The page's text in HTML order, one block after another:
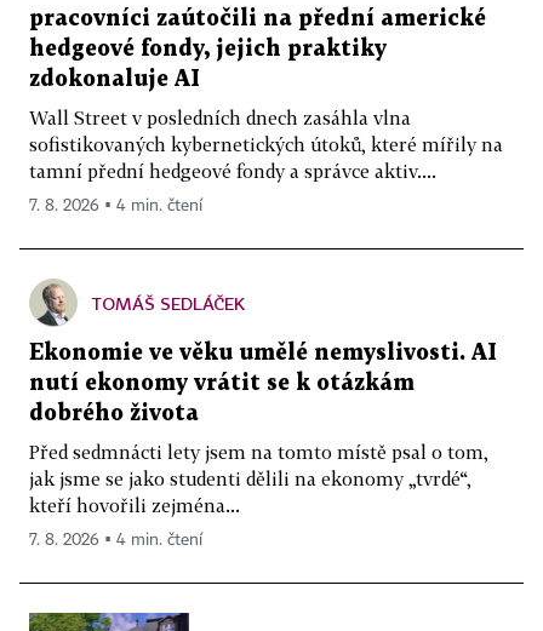
pracovníci zaútočili na přední americké
hedgeové fondy, jejich praktiky
zdokonaluje AI
Wall Street v posledních dnech zasáhla vlna
sofistikovaných kybernetických útoků, které mířily na
tamní přední hedgeové fondy a správce aktiv....
7. 8. 2026 ▪ 4 min. čtení
TOMÁŠ SEDLÁČEK
Ekonomie ve věku umělé nemyslivosti. AI
nutí ekonomy vrátit se k otázkám
dobrého života
Před sedmnácti lety jsem na tomto místě psal o tom,
jak jsme se jako studenti dělili na ekonomy „tvrdé“,
kteří hovořili zejména...
7. 8. 2026 ▪ 4 min. čtení